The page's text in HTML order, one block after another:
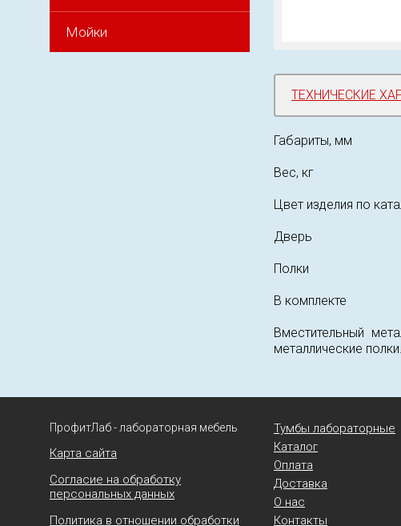
Мойки
ТЕХНИЧЕСКИЕ
Габариты, мм
Вес, кг
Цвет изделия по
Дверь
Полки
В комплекте
Вместительный
металлические полки.
ПрофитЛаб - лабораторная мебель
Карта сайта
Согласие на обработку
персональных данных
Политика в отношении обработки
Тумбы лабораторные
Каталог
Оплата
Доставка
О нас
Контакты